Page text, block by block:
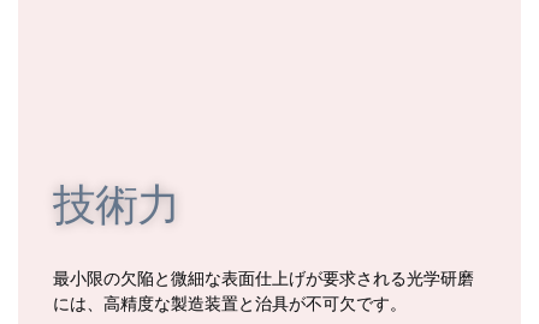
技術力
最小限の欠陥と微細な表面仕上げが要求される光学研磨
には、高精度な製造装置と治具が不可欠です。